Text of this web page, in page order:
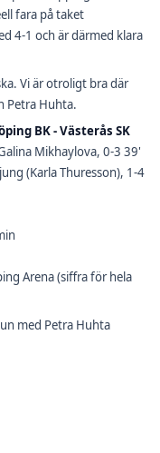
fara på taket
4-1 och är därmed klara
Vi är otroligt bra där
Petra Huhta.
BK - Västerås SK
Mikhaylova, 0-3 39'
(Karla Thuresson), 1-4
Arena (siffra för hela
med Petra Huhta